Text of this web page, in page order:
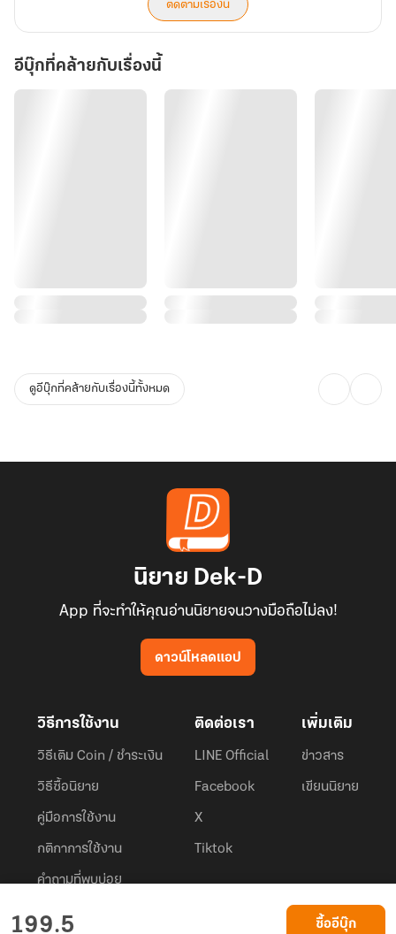
199.5 ซื้ออีบุ๊ก
ติดตามเรื่องนี้
อีบุ๊กที่คล้ายกับเรื่องนี้
ดูอีบุ๊กที่คล้ายกับเรื่องนี้ทั้งหมด
นิยาย Dek-D
App ที่จะทำให้คุณอ่านนิยายจนวางมือถือไม่ลง!
ดาวน์โหลดแอป
วิธีการใช้งาน
วิธีเติม Coin / ชำระเงิน
วิธีซื้อนิยาย
คู่มือการใช้งาน
กติกาการใช้งาน
คำถามที่พบบ่อย
ติดต่อเรา
LINE Official
Facebook
X
Tiktok
เพิ่มเติม
ข่าวสาร
เขียนนิยาย
Dek-D.com ใช้คุกกี้เพื่อพัฒนาประสบการณ์ของ ผู้ใช้ให้ดียิ่งขึ้น
ยอมรับ